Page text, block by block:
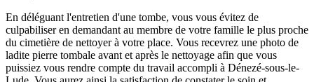
En déléguant l'entretien d'une tombe, vous vous évitez de
culpabiliser en demandant au membre de votre famille le plus proche
du cimetière de nettoyer à votre place. Vous recevrez une photo de
ladite pierre tombale avant et après le nettoyage afin que vous
puissiez vous rendre compte du travail accompli à Dénezé-sous-le-